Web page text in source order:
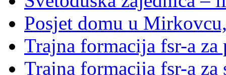
Posjet domu u
Trajna formacija fsr-a za
Trajna formacija fsr-a za